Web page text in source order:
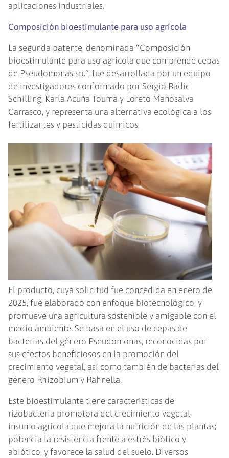
aplicaciones industriales.
Composición bioestimulante para uso agrícola
La segunda patente, denominada “Composición
bioestimulante para uso agrícola que comprende cepas
de Pseudomonas sp.”, fue desarrollada por un equipo
de investigadores conformado por Sergio Radic
Schilling, Karla Acuña Touma y Loreto Manosalva
Carrasco, y representa una alternativa ecológica a los
fertilizantes y pesticidas químicos.
El producto, cuya solicitud fue concedida en enero de
2025, fue elaborado con enfoque biotecnológico, y
promueve una agricultura sostenible y amigable con el
medio ambiente. Se basa en el uso de cepas de
bacterias del género Pseudomonas, reconocidas por
sus efectos beneficiosos en la promoción del
crecimiento vegetal, así como también de bacterias del
género Rhizobium y Rahnella.
Este bioestimulante tiene características de
rizobacteria promotora del crecimiento vegetal,
insumo agrícola que mejora la nutrición de las plantas;
potencia la resistencia frente a estrés biótico y
abiótico, y favorece la salud del suelo. Diversos